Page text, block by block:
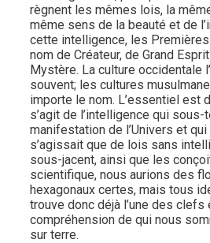
règnent les mêmes lois, la
même sens de la beauté et de
cette intelligence, les
nom de Créateur, de Grand
Mystère. La culture occidentale
souvent; les cultures
importe le nom. L’essentiel est
s’agit de l’intelligence qui sous-
manifestation de l’Univers et qui
s’agissait que de lois sans
sous-jacent, ainsi que les
scientifique, nous aurions des
hexagonaux certes, mais tous
trouve donc déjà l’une des
compréhension de qui nous
sur terre.